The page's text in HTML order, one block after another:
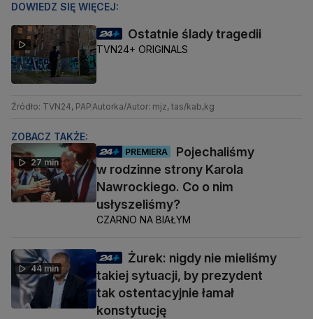
DOWIEDZ SIĘ WIĘCEJ:
Ostatnie ślady tragedii
TVN24+ ORIGINALS
Źródło: TVN24, PAPAutorka/Autor: mjz, tas/kab,kg
ZOBACZ TAKŻE:
27 min
PREMIERA
Pojechaliśmy
w rodzinne strony Karola
Nawrockiego. Co o nim
usłyszeliśmy?
CZARNO NA BIAŁYM
44 min
Żurek: nigdy nie mieliśmy
takiej sytuacji, by prezydent
tak ostentacyjnie łamał
konstytucję